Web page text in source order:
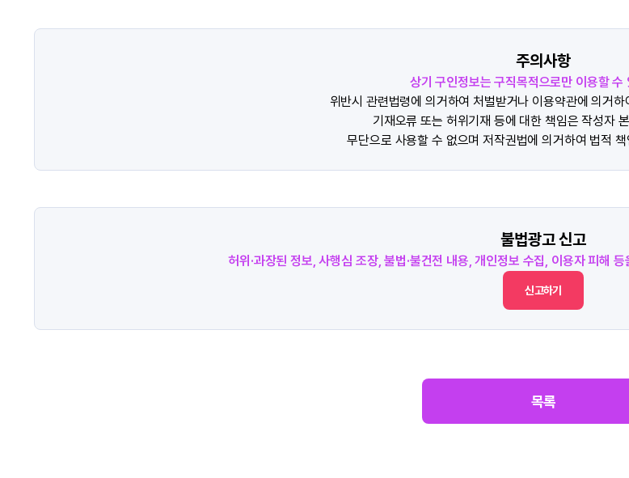
주의사항
상기 구인정보는 구직목적으로만 이용할 수
위반시 관련법령에 의거하여 처벌받거나 이용약관에 의거
기재오류 또는 허위기재 등에 대한 책임은 작성자
무단으로 사용할 수 없으며 저작권법에 의거하여 법적
불법광고 신고
허위·과장된 정보, 사행심 조장, 불법·불건전 내용, 개인정보 수집, 이용자 피해
신고하기
목록